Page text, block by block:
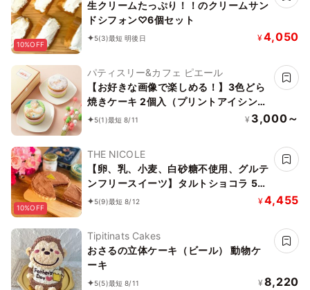
10%OFF
生クリームたっぷり！！のクリームサン
ドシフォン♡6個セット
5(3)最短 明後日 ¥4,050
パティスリー&カフェ ピエール
【お好きな画像で楽しめる！】3色どら
焼きケーキ 2個入（プリントアイシング
クッキー付）
5(1)最短 8/11 ¥ 3,000～
10%OFF
THE NICOLE
【卵、乳、小麦、白砂糖不使用、グルテ
ンフリースイーツ】タルトショコラ 5号
15cm【京豆腐仕込み】《ヴィーガンス
5(9)最短 8/12 ¥4,455
Tipitinats Cakes
おさるの立体ケーキ（ビール） 動物ケ
ーキ
5(5)最短 8/11 ¥ 8,220